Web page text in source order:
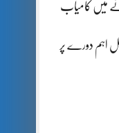
میں کامیاب
اہم دورے پر